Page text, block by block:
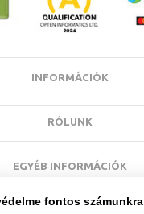
INFORMÁCIÓK
RÓLUNK
EGYÉB INFORMÁCIÓK
fontos számunkra